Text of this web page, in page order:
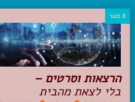
קטגוריות פופולריות
יעדים
טיולים בישראל
מלונות בוטיק בישראל
טיפים והמלצות
הכנות לנסיעה
טיולי ג'יפים
הרצאות וסרטים –
בלי לצאת מהבית